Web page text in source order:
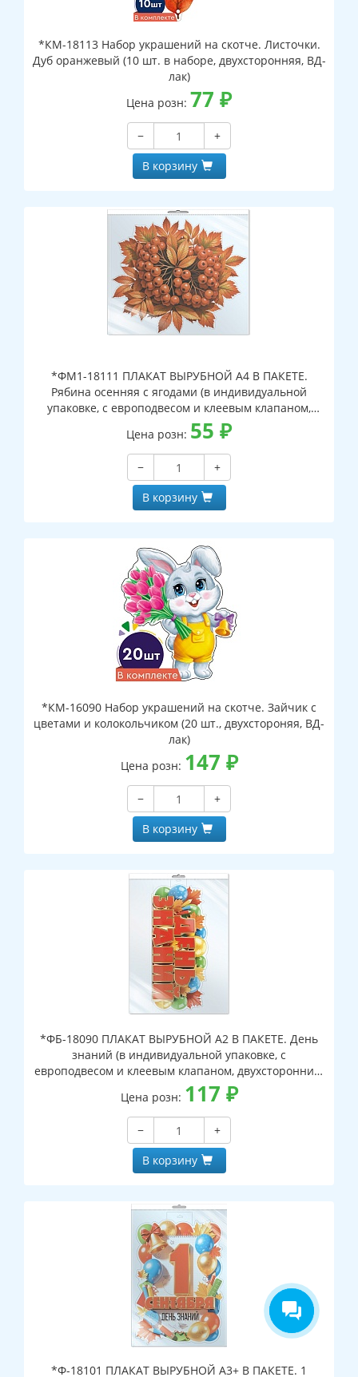
*КМ-18113 Набор украшений на скотче. Листочки.
Дуб оранжевый (10 шт. в наборе, двухсторонняя, ВД-
лак)
Цена розн: 77 ₽
−
+
В корзину
*ФМ1-18111 ПЛАКАТ ВЫРУБНОЙ А4 В ПАКЕТЕ.
Рябина осенняя с ягодами (в индивидуальной
упаковке, с европодвесом и клеевым клапаном,
двухсторонний, ВД-лак)
Цена розн: 55 ₽
−
+
В корзину
*КМ-16090 Набор украшений на скотче. Зайчик с
цветами и колокольчиком (20 шт., двухстороняя, ВД-
лак)
Цена розн: 147 ₽
−
+
В корзину
*ФБ-18090 ПЛАКАТ ВЫРУБНОЙ А2 В ПАКЕТЕ. День
знаний (в индивидуальной упаковке, с
европодвесом и клеевым клапаном, двухсторонний,
ВД-лак)
Цена розн: 117 ₽
−
+
В корзину
*Ф-18101 ПЛАКАТ ВЫРУБНОЙ А3+ В ПАКЕТЕ. 1